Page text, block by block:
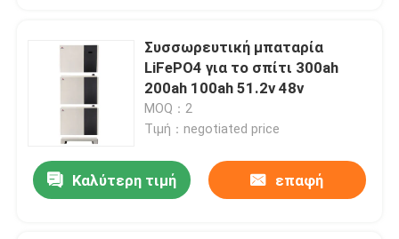
Συσσωρευτική μπαταρία
LiFePO4 για το σπίτι 300ah
200ah 100ah 51.2v 48v
MOQ：2
Τιμή：negotiated price
Καλύτερη τιμή επαφή